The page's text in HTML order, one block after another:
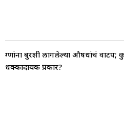
रुग्णांना बुरशी लागलेल्या औषधांचं वाटप;
धक्कादायक प्रकार?